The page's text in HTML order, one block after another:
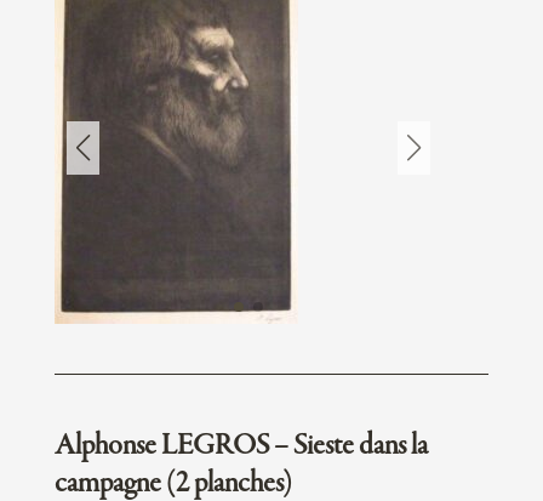
Alphonse LEGROS – Sieste dans la
campagne (2 planches)